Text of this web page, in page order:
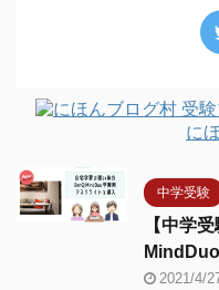
に
中学受験
【中学
2021/4/